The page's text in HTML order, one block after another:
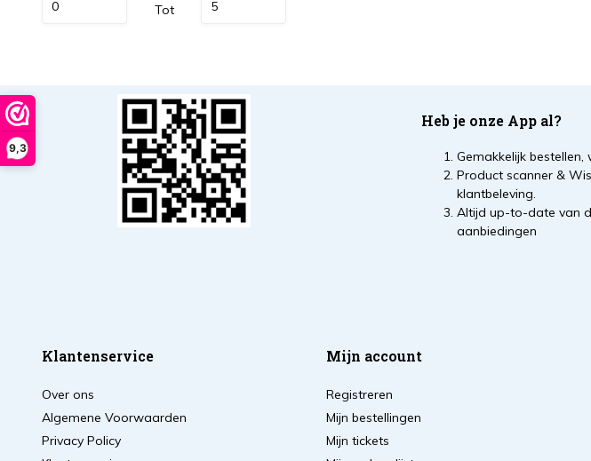
9,3
Tot
Heb je onze App al?
Gemakkelijk
Product scanner &
klantbeleving.
Altijd up-to-date van
aanbiedingen
Klantenservice
Over ons
Algemene Voorwaarden
Privacy Policy
Mijn account
Registreren
Mijn bestellingen
Mijn tickets